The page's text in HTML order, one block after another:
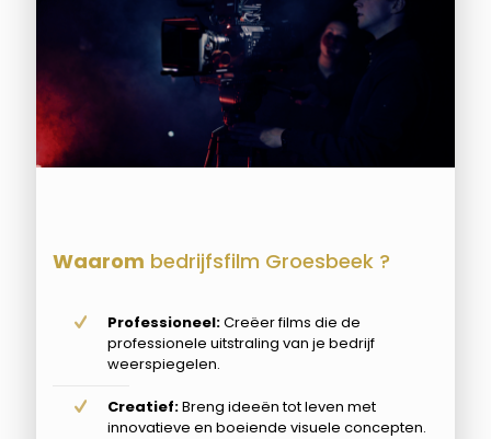
Waarom bedrijfsfilm Groesbeek ?
Professioneel:Creëer films die de
professionele uitstraling van je bedrijf
weerspiegelen.
Creatief:Breng ideeën tot leven met
innovatieve en boeiende visuele concepten.